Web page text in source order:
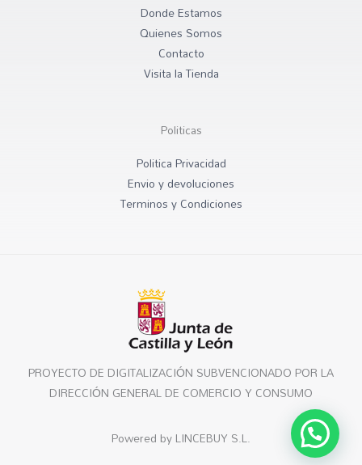
Donde Estamos
Quienes Somos
Contacto
Visita la Tienda
Politicas
Politica Privacidad
Envio y devoluciones
Terminos y Condiciones
PROYECTO DE DIGITALIZACIÓN SUBVENCIONADO POR LA
DIRECCIÓN GENERAL DE COMERCIO Y CONSUMO
Powered by LINCEBUY S.L.